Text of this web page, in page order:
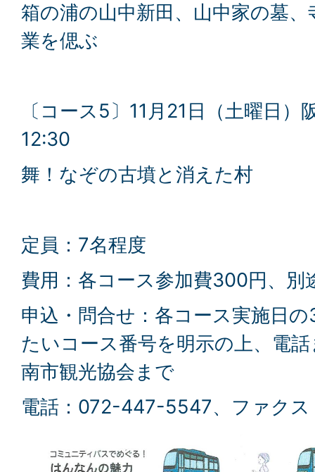
箱の浦の山中新田、山中家の墓
業を偲ぶ
〔コース5〕11月21日（土曜日
12:30
舞！なぞの古墳と消えた村
定員：7名程度
費用：各コース参加費300円、別
申込・問合せ：各コース実施日
たいコース番号を明示の上、電
南市観光協会まで
電話：072-447-5547、ファク